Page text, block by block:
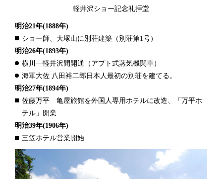
軽井沢ショー記念礼拝堂
明治21年(1888年)
ショー師、大塚山に別荘建築（別荘第1号）
明治26年(1893年)
横川―軽井沢間開通（アプト式蒸気機関車）
海軍大佐 八田裕二郎日本人最初の別荘を建てる。
明治27年(1894年)
佐藤万平 亀屋旅館を外国人専用ホテルに改造、「万平ホ
テル」開業
明治39年(1906年)
三笠ホテル営業開始